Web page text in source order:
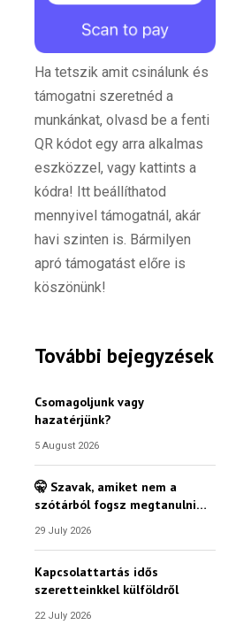
Ha tetszik amit csinálunk és
támogatni szeretnéd a
munkánkat, olvasd be a fenti
QR kódot egy arra alkalmas
eszközzel, vagy kattints a
kódra! Itt beállíthatod
mennyivel támogatnál, akár
havi szinten is. Bármilyen
apró támogatást előre is
köszönünk!
További bejegyzések
Csomagoljunk vagy
hazatérjünk?
5 August 2026
🤫 Szavak, amiket nem a
szótárból fogsz megtanulni…
29 July 2026
Kapcsolattartás idős
szeretteinkkel külföldről
22 July 2026